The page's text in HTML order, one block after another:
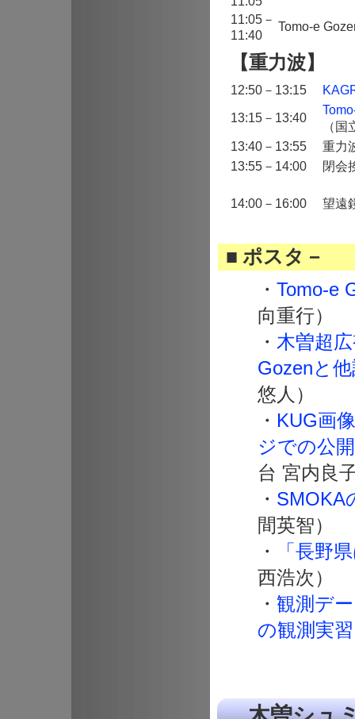
11:05－
11:40
Tomo-e
【重力波】
12:50－13:15
13:15－13:40
（
13:40－13:55
重力
13:55－14:00
閉会
14:00－16:00 望遠
■ ポスタ－
・ Tomo-e
向重行）
・ 木曽超
Gozenと
悠人）
・ KUG画
ジでの公
台 宮内良
・ SMOKA
間英智）
・
「長野
西浩次）
・ 観測デ
の観測実習